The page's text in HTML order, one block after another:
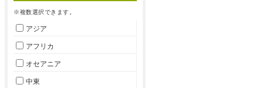
※複数選択できます。
アジア
アフリカ
オセアニア
中東